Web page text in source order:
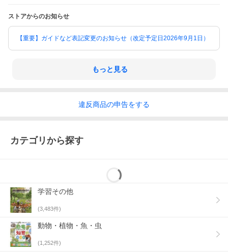
ストアからのお知らせ
【重要】ガイドなど表記変更のお知らせ（改定予定日2026年9月1日）
もっと見る
違反商品の申告をする
カテゴリから探す
学習その他
(3,483件)
動物・植物・魚・虫
(1,252件)